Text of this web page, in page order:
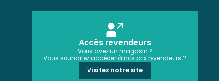
Accès revendeurs
Vous avez un magasin ?
Vous souhaitez accéder à nos prix revendeurs ?
Visitez notre site